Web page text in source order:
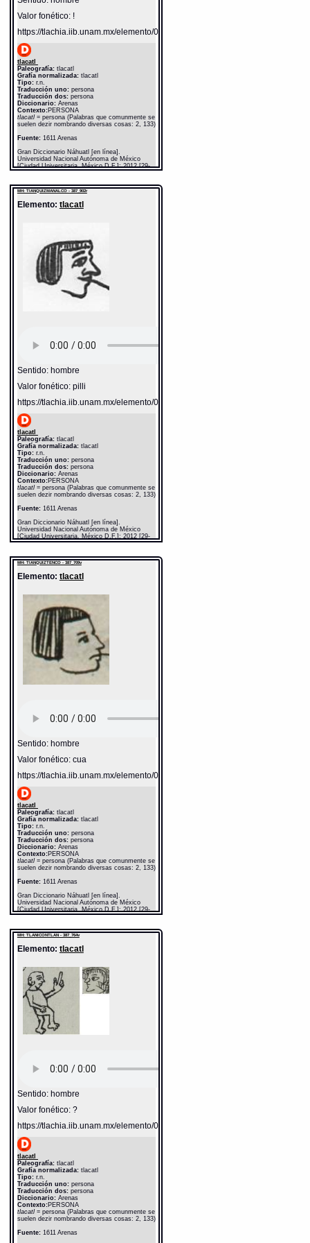
Valor fonético: !
https://tlachia.iib.unam.mx/elemento/01.01.01
tlacatl
Paleografía:tlacatl
Grafía normalizada:tlacatl
Tipo:r.n.
Traducción uno:persona
Traducción dos:persona
Diccionario: Arenas
Contexto:PERSONA
tlacatl = persona (Palabras que comunmente se
suelen dezir nombrando diversas cosas: 2, 133)
Fuente:1611 Arenas
Gran Diccionario Náhuatl [en línea].
Universidad Nacional Autónoma de México
[Ciudad Universitaria, México D.F.]: 2012 [29-
08-2020]. Disponible en la Web
MH: TIANQUIZMANALCO - 387_902r
Elemento: tlacatl
Sentido: hombre
Valor fonético: pilli
https://tlachia.iib.unam.mx/elemento/01.01.01
tlacatl
Paleografía:tlacatl
Grafía normalizada:tlacatl
Tipo:r.n.
Traducción uno:persona
Traducción dos:persona
Diccionario: Arenas
Contexto:PERSONA
tlacatl = persona (Palabras que comunmente se
suelen dezir nombrando diversas cosas: 2, 133)
Fuente:1611 Arenas
Gran Diccionario Náhuatl [en línea].
Universidad Nacional Autónoma de México
[Ciudad Universitaria, México D.F.]: 2012 [29-
08-2020]. Disponible en la Web
MH: TIANQUIZTENCO - 387_709v
Elemento: tlacatl
Sentido: hombre
Valor fonético: cua
https://tlachia.iib.unam.mx/elemento/01.01.01
tlacatl
Paleografía:tlacatl
Grafía normalizada:tlacatl
Tipo:r.n.
Traducción uno:persona
Traducción dos:persona
Diccionario: Arenas
Contexto:PERSONA
tlacatl = persona (Palabras que comunmente se
suelen dezir nombrando diversas cosas: 2, 133)
Fuente:1611 Arenas
Gran Diccionario Náhuatl [en línea].
Universidad Nacional Autónoma de México
[Ciudad Universitaria, México D.F.]: 2012 [29-
08-2020]. Disponible en la Web
MH: TLANICONTLAN - 387_764v
Elemento: tlacatl
Sentido: hombre
Valor fonético: ?
https://tlachia.iib.unam.mx/elemento/01.01.01
tlacatl
Paleografía:tlacatl
Grafía normalizada:tlacatl
Tipo:r.n.
Traducción uno:persona
Traducción dos:persona
Diccionario: Arenas
Contexto:PERSONA
tlacatl = persona (Palabras que comunmente se
suelen dezir nombrando diversas cosas: 2, 133)
Fuente:1611 Arenas